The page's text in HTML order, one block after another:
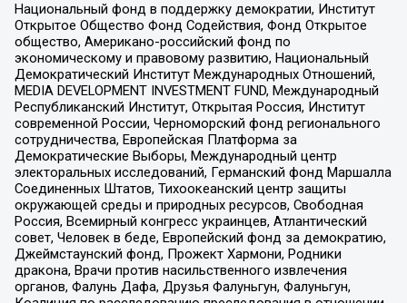
Национальный фонд в поддержку демократии, Институт
Открытое Общество Фонд Содействия, Фонд Открытое
общество, Американо-российский фонд по
экономическому и правовому развитию, Национальный
Демократический Институт Международных Отношений,
MEDIA DEVELOPMENT INVESTMENT FUND, Международный
Республиканский Институт, Открытая Россия, Институт
современной России, Черноморский фонд регионального
сотрудничества, Европейская Платформа за
Демократические Выборы, Международный центр
электоральных исследований, Германский фонд Маршалла
Соединенных Штатов, Тихоокеанский центр защиты
окружающей среды и природных ресурсов, Свободная
Россия, Всемирный конгресс украинцев, Атлантический
совет, Человек в беде, Европейский фонд за демократию,
Джеймстаунский фонд, Прожект Хармони, Родники
дракона, Врачи против насильственного извлечения
органов, Фалунь Дафа, Друзья Фалуньгун, Фалуньгун,